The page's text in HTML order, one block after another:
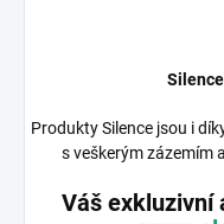
Produkty Silence jsou i
s veškerým zázemím
Váš exkluzivní